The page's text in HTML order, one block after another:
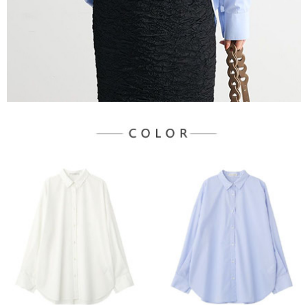
「AFTEE先享後付」，若未經同意申辦者引起之損失，本公司不負相關責
４．使用「AFTEE先享後付」時，將依據個別帳號之用戶狀況，依本公司即
時審查核予不同之上限額度；若仍有額度不足之情形，本公司將視審查結果
請求用戶進行身份認證。
５．嚴禁一人註冊多個帳號或使用他人資訊註冊。若發現惡意使用之情形，
恩沛科技股份有限公司將有權停止該用戶之使用額度並採取法律行動。
每筆NT$90，滿NT$1,500(含以上)免運費